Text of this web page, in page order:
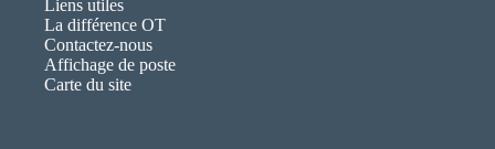
Liens utiles
La différence OT
Contactez-nous
Affichage de poste
Carte du site